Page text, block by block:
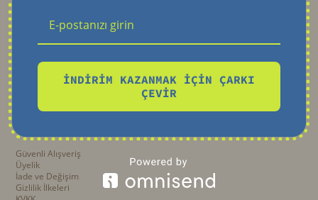
HAKKIMIZDA
KALYONCU BLOG
Güvenli Alışveriş
Üyelik
İade ve Değişim
Gizlilik İlkeleri
İNDİRİM KAZANMAK İÇİN ÇARKI
ÇEVİR